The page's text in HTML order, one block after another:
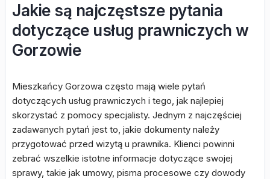
Jakie są najczęstsze pytania
dotyczące usług prawniczych w
Gorzowie
Mieszkańcy Gorzowa często mają wiele pytań
dotyczących usług prawniczych i tego, jak najlepiej
skorzystać z pomocy specjalisty. Jednym z najczęściej
zadawanych pytań jest to, jakie dokumenty należy
przygotować przed wizytą u prawnika. Klienci powinni
zebrać wszelkie istotne informacje dotyczące swojej
sprawy, takie jak umowy, pisma procesowe czy dowody